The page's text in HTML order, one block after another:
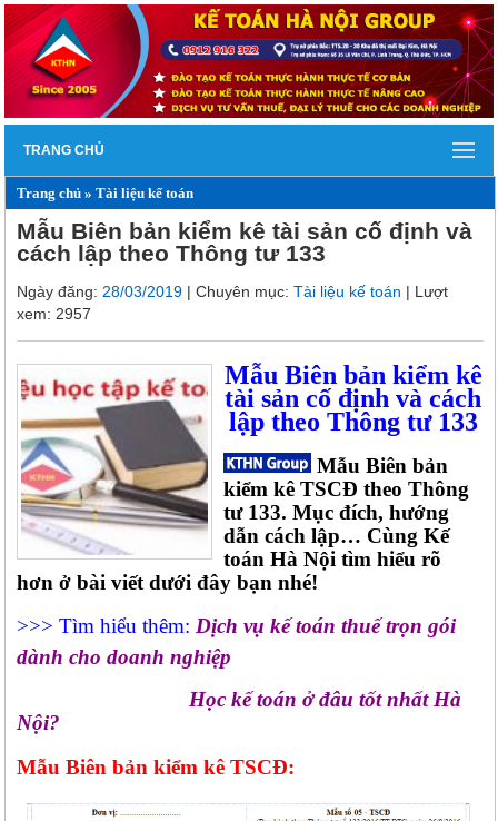
TRANG CHỦ
Trang chủ »Tài liệu kế toán
Mẫu Biên bản kiểm kê tài sản cố định và
cách lập theo Thông tư 133
Ngày đăng: 28/03/2019 | Chuyên mục:Tài liệu kế toán | Lượt
xem: 2957
Mẫu Biên bản kiểm kê
tài sản cố định và cách
lập theo Thông tư 133
Mẫu Biên bản
kiểm kê TSCĐ theo Thông
tư 133. Mục đích, hướng
dẫn cách lập… Cùng Kế
toán Hà Nội tìm hiểu rõ
hơn ở bài viết dưới đây bạn nhé!
>>> Tìm hiểu thêm:Dịch vụ kế toán thuế trọn gói
dành cho doanh nghiệp
Học kế toán ở đâu tốt nhất Hà
Nội?
Mẫu Biên bản kiểm kê TSCĐ: